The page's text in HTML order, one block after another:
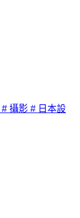
# 攝影 # 日本設